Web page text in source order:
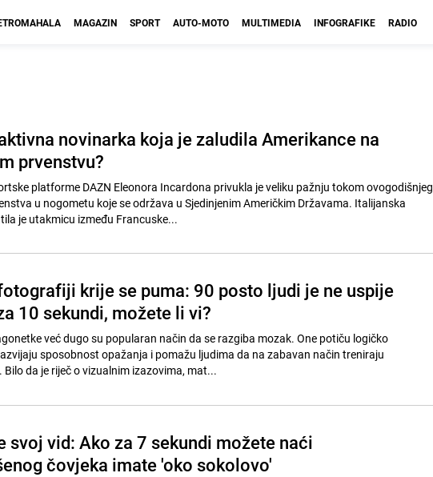
MAGAZIN SPORT AUTO-MOTO MULTIMEDIA INFOGRAFIKE RADIO
novinarka koja je zaludila Amerikance na
prvenstvu?
platforme DAZN Eleonora Incardona privukla je veliku pažnju tokom ovogodišnjeg
u nogometu koje se održava u Sjedinjenim Američkim Državama. Italijanska
je utakmicu između Francuske...
krije se puma: 90 posto ljudi je ne uspije
10 sekundi, možete li vi?
već dugo su popularan način da se razgiba mozak. One potiču logičko
sposobnost opažanja i pomažu ljudima da na zabavan način treniraju
da je riječ o vizualnim izazovima, mat...
svoj vid: Ako za 7 sekundi možete naći
čovjeka imate 'oko sokolovo'